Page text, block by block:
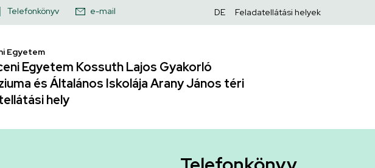
Telefonkönyv e-mail
Felső
DE Feladatellátási helyek
Egyetem
Egyetem Kossuth Lajos Gyakorló
és Általános Iskolája Arany János téri
hely